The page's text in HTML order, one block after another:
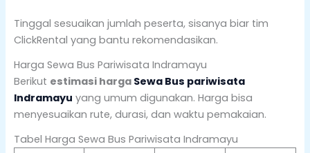
Tinggal sesuaikan jumlah peserta, sisanya biar tim
ClickRental yang bantu rekomendasikan.
Harga Sewa Bus Pariwisata Indramayu
Berikut estimasi harga Sewa Bus pariwisata
Indramayu yang umum digunakan. Harga bisa
menyesuaikan rute, durasi, dan waktu pemakaian.
Tabel Harga Sewa Bus Pariwisata Indramayu